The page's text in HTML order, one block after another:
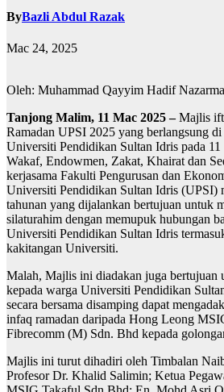
ByBazli Abdul Razak
Mac 24, 2025
Oleh: Muhammad Qayyim Hadif
Tanjong Malim, 11 Mac 2025 –Majlis
Ramadan UPSI 2025 yang berlangsung
Universiti Pendidikan Sultan Idris pada
Wakaf, Endowmen, Zakat, Khairat dan
kerjasama Fakulti Pengurusan dan
Universiti Pendidikan Sultan Idris (UPSI)
tahunan yang dijalankan bertujuan untuk
silaturahim dengan memupuk hubungan
Universiti Pendidikan Sultan Idris
kakitangan Universiti.
Malah, Majlis ini diadakan juga bertujuan
kepada warga Universiti Pendidikan
secara bersama disamping dapat
infaq ramadan daripada Hong Leong
Fibrecomm (M) Sdn. Bhd kepada
Majlis ini turut dihadiri oleh Timbalan
Profesor Dr. Khalid Salimin; Ketua